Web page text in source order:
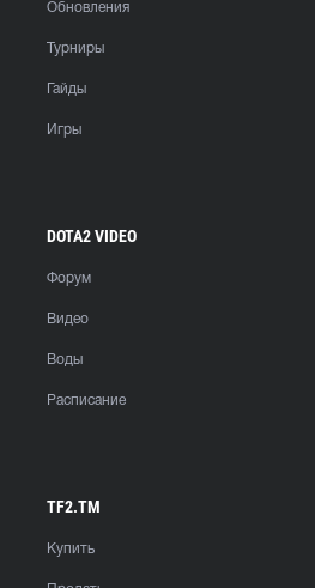
Обновления
Турниры
Гайды
Игры
DOTA2 VIDEO
Форум
Видео
Воды
Расписание
TF2.TM
Купить